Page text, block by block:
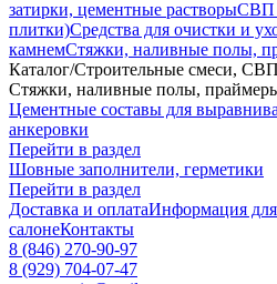
затирки, цементные растворыСВП
плитки)Средства для очистки и
камнемСтяжки, наливные полы,
Каталог/Строительные смеси, СВП
Стяжки, наливные полы,
Цементные составы для
анкеровки
Перейти в раздел
Шовные заполнители, герметики
Перейти в раздел
Доставка и оплатаИнформация
салонеКонтакты
8 (846) 270-90-97
8 (929) 704-07-47